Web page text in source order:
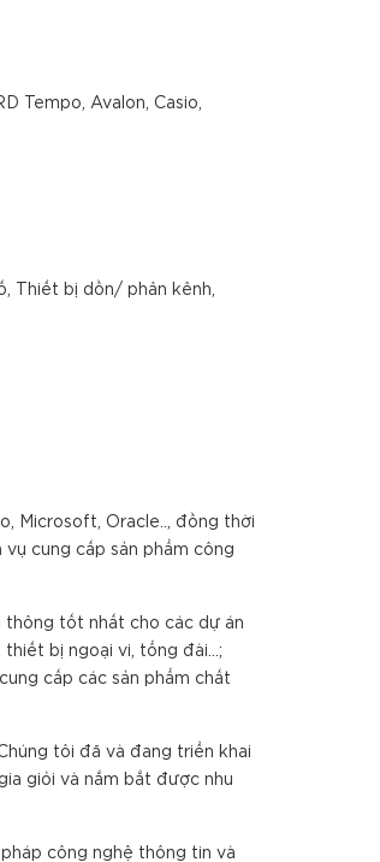
Tempo, Avalon, Casio,
Thiết bị dồn/ phân kênh,
Microsoft, Oracle.., đồng thời
cung cấp sản phẩm công
thông tốt nhất cho các dự án
bị ngoại vi, tổng đài...;
cấp các sản phẩm chất
tôi đã và đang triển khai
giỏi và nắm bắt được nhu
công nghệ thông tin và